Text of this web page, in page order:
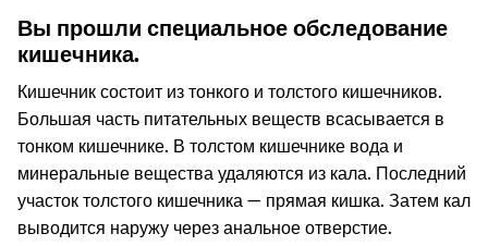
Вы прошли специальное обследование
кишечника.
Кишечник состоит из тонкого и толстого кишечников.
Большая часть питательных веществ всасывается в
тонком кишечнике. В толстом кишечнике вода и
минеральные вещества удаляются из кала. Последний
участок толстого кишечника — прямая кишка. Затем кал
выводится наружу через анальное отверстие.